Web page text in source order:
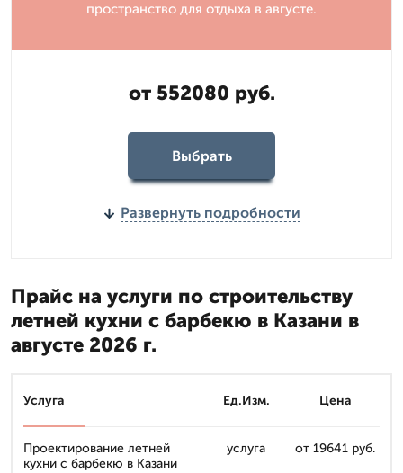
пространство для отдыха в августе.
от 552080 руб.
Выбрать
Развернуть подробности
Прайс на услуги по строительству
летней кухни с барбекю в Казани в
августе 2026 г.
Услуга Ед.Изм. Цена
Проектирование летней
кухни с барбекю в Казани
услуга от 19641 руб.